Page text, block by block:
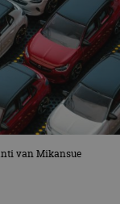
van Mikansue